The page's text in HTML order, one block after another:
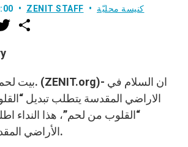
ZENIT STAFF كنيسة محليّة
w
r
الاراضي المقدسة يتطلب تبديل
“القلوب من لحم”، هذا النداء
الأراضي المقدسة من بيت لحم.